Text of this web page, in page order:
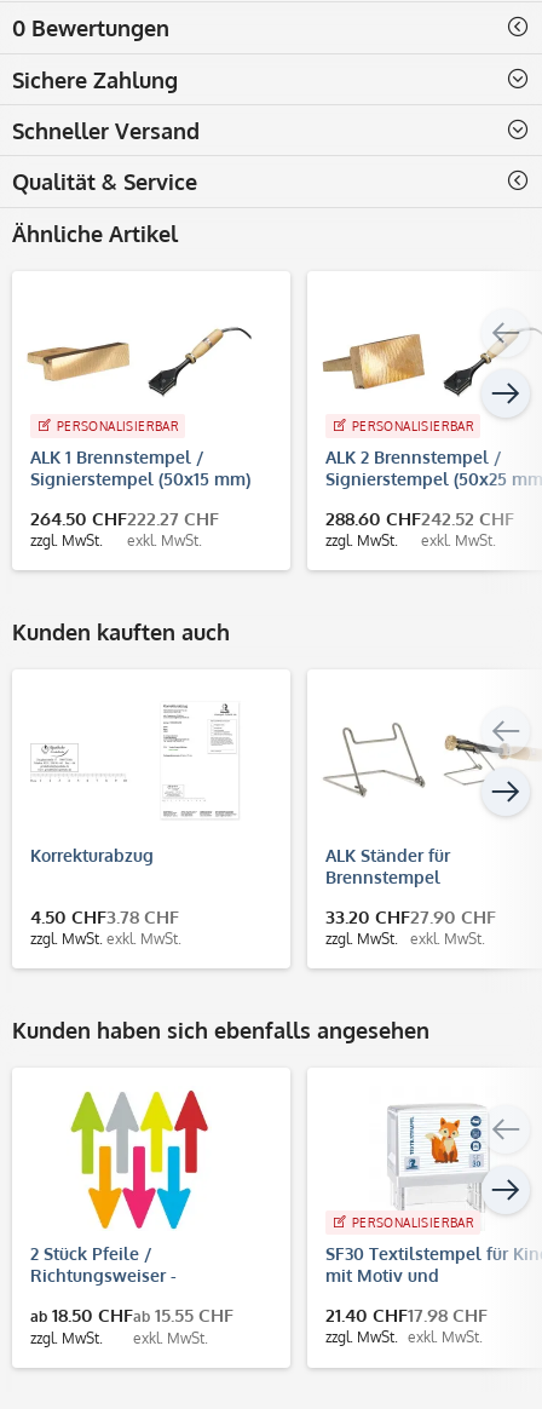
0 Bewertungen
Sichere Zahlung
Schneller Versand
Qualität & Service
Ähnliche Artikel
PERSONALISIERBAR
ALK 1 Brennstempel /
Signierstempel (50x15 mm)
264.50 CHF
zzgl. MwSt.
222.27 CHF
exkl. MwSt.
PERSONALISIERBAR
ALK 2 Brennstempel /
Signierstempel (50x25
288.60 CHF
zzgl. MwSt.
242.52 CHF
exkl. MwSt.
Kunden kauften auch
Korrekturabzug
4.50 CHF
zzgl. MwSt.
3.78 CHF
exkl. MwSt.
ALK Ständer für
Brennstempel
33.20 CHF
zzgl. MwSt.
27.90 CHF
exkl. MwSt.
Kunden haben sich ebenfalls angesehen
2 Stück Pfeile /
Richtungsweiser -
(Pfeilgröße 400x160 mm)
ab 18.50 CHF
zzgl. MwSt.
ab 15.55 CHF
exkl. MwSt.
PERSONALISIERBAR
SF30 Textilstempel für
mit Motiv und
21.40 CHF
zzgl. MwSt.
17.98 CHF
exkl. MwSt.